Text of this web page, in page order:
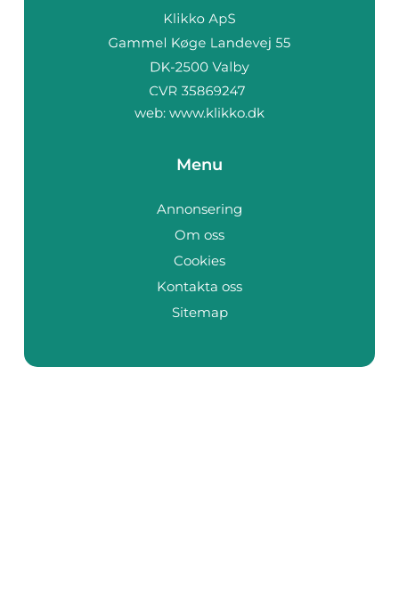
web: www.klikko.dk
Menu
Annonsering
Om oss
Cookies
Kontakta oss
Sitemap